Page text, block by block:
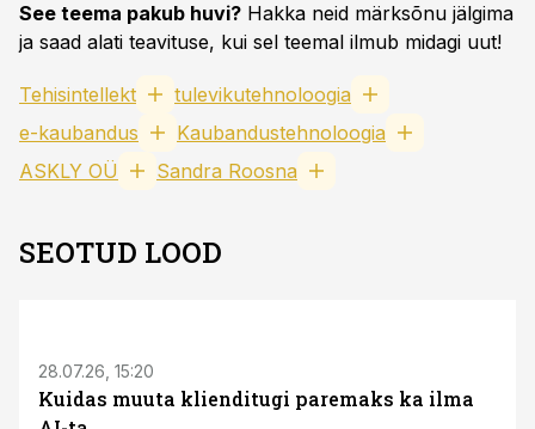
See teema pakub huvi? Hakka neid märksõnu jälgima
ja saad alati teavituse, kui sel teemal ilmub midagi uut!
Tehisintellekt
tulevikutehnoloogia
e-kaubandus
Kaubandustehnoloogia
ASKLY OÜ
Sandra Roosna
SEOTUD LOOD
28.07.26, 15:20
Kuidas muuta klienditugi paremaks ka ilma